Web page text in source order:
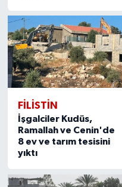
FILISTIN
İşgalciler Kudüs,
Ramallah ve Cenin'de
8 ev ve tarım tesisini
yıktı